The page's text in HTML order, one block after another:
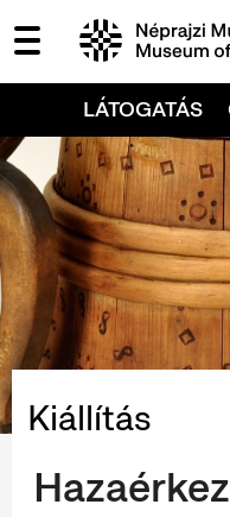
LÁTOGATÁS
Kiállítás